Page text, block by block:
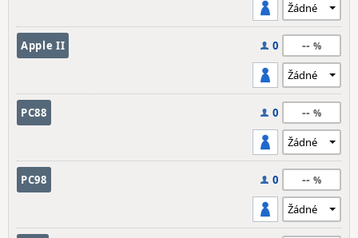
Apple II 0 --
PC88 0 --
PC98 0 --